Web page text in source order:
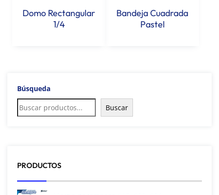
Domo Rectangular
1/4
Bandeja Cuadrada
Pastel
Búsqueda
Buscar
PRODUCTOS